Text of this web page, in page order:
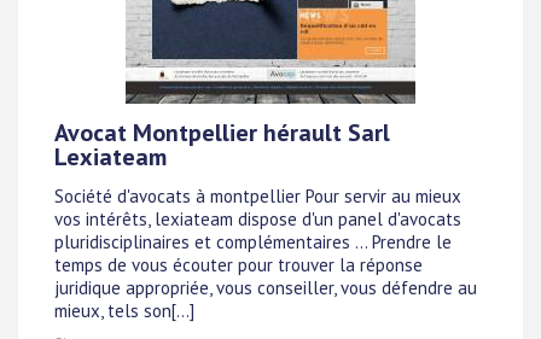
Avocat Montpellier hérault Sarl
Lexiateam
Société d'avocats à montpellier Pour servir au mieux
vos intérêts, lexiateam dispose d'un panel d'avocats
pluridisciplinaires et complémentaires ... Prendre le
temps de vous écouter pour trouver la réponse
juridique appropriée, vous conseiller, vous défendre au
mieux, tels son[...]